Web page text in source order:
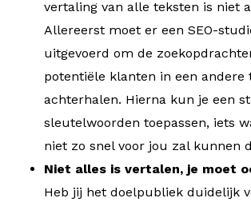
vertaling van alle teksten is niet
Allereerst moet er een SEO-
uitgevoerd om de
potentiële klanten in een andere
achterhalen. Hierna kun je een
sleutelwoorden toepassen, iets
niet zo snel voor jou zal kunnen
Niet alles is vertalen, je moet
Heb jij het doelpubliek duidelijk